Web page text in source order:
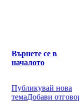
Върнете се в
началото
Публикувай нова
темаДобави